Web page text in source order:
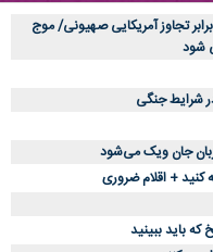
تجاوز آمریکایی صهیونی/ موج
شرایط جنگی
کنید + اقلام ضروری
باید ببینید